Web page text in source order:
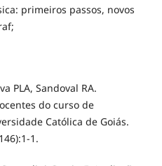
primeiros passos, novos
PLA, Sandoval RA.
do curso de
Católica de Goiás.
1.